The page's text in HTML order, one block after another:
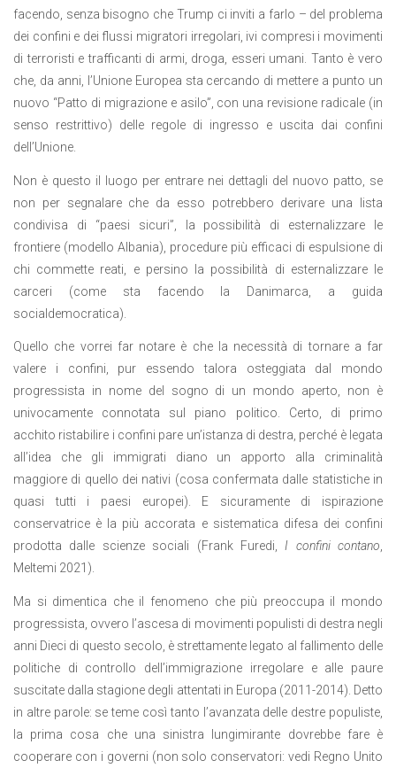
facendo, senza bisogno che Trump ci inviti a farlo – del problema
dei confini e dei flussi migratori irregolari, ivi compresi i movimenti
di terroristi e trafficanti di armi, droga, esseri umani. Tanto è vero
che, da anni, l’Unione Europea sta cercando di mettere a punto un
nuovo “Patto di migrazione e asilo”, con una revisione radicale (in
senso restrittivo) delle regole di ingresso e uscita dai confini
dell’Unione.
Non è questo il luogo per entrare nei dettagli del nuovo patto, se
non per segnalare che da esso potrebbero derivare una lista
condivisa di “paesi sicuri”, la possibilità di esternalizzare le
frontiere (modello Albania), procedure più efficaci di espulsione di
chi commette reati, e persino la possibilità di esternalizzare le
carceri (come sta facendo la Danimarca, a guida
socialdemocratica).
Quello che vorrei far notare è che la necessità di tornare a far
valere i confini, pur essendo talora osteggiata dal mondo
progressista in nome del sogno di un mondo aperto, non è
univocamente connotata sul piano politico. Certo, di primo
acchito ristabilire i confini pare un’istanza di destra, perché è legata
all’idea che gli immigrati diano un apporto alla criminalità
maggiore di quello dei nativi (cosa confermata dalle statistiche in
quasi tutti i paesi europei). E sicuramente di ispirazione
conservatrice è la più accorata e sistematica difesa dei confini
prodotta dalle scienze sociali (Frank Furedi,I confini contano,
Meltemi 2021).
Ma si dimentica che il fenomeno che più preoccupa il mondo
progressista, ovvero l’ascesa di movimenti populisti di destra negli
anni Dieci di questo secolo, è strettamente legato al fallimento delle
politiche di controllo dell’immigrazione irregolare e alle paure
suscitate dalla stagione degli attentati in Europa (2011-2014). Detto
in altre parole: se teme così tanto l’avanzata delle destre populiste,
la prima cosa che una sinistra lungimirante dovrebbe fare è
cooperare con i governi (non solo conservatori: vedi Regno Unito